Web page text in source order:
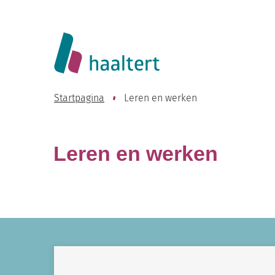
Website
Lokaal
Haaltert
Startpagina Leren en werken
Leren en werken
A